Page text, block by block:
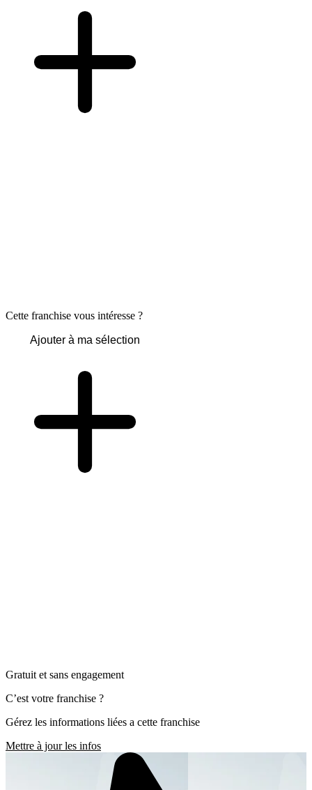
Cette franchise vous intéresse ?
Ajouter à ma sélection
Gratuit et sans engagement
C’est votre franchise ?
Gérez les informations liées a cette franchise
Mettre à jour les infos